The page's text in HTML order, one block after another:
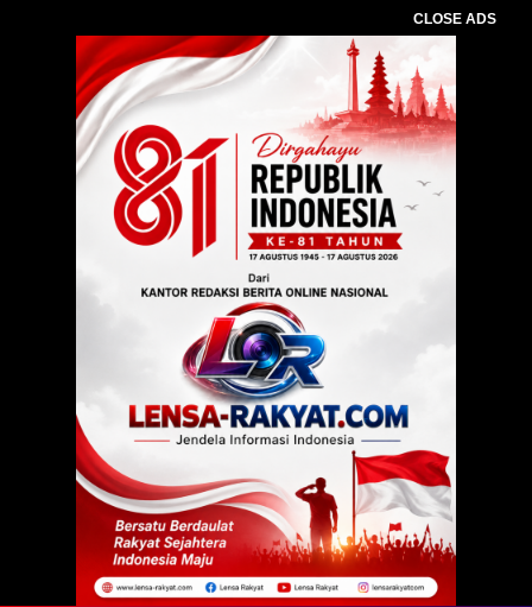
CLOSE ADS